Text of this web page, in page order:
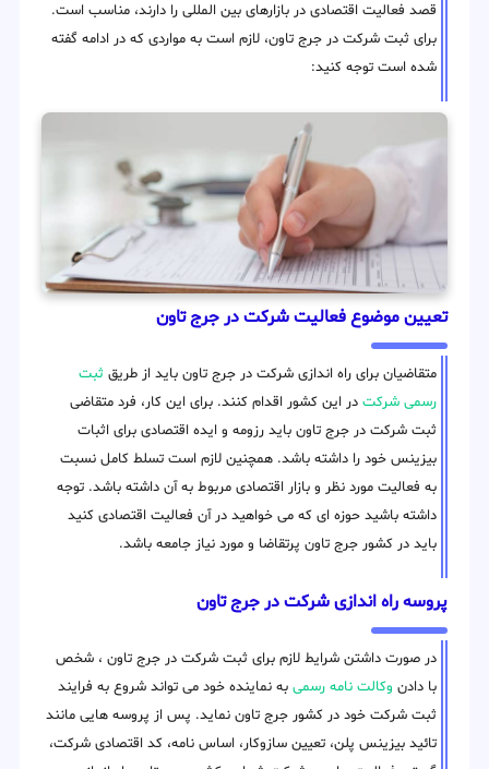
قصد فعالیت اقتصادی در بازارهای بین المللی را دارند، مناسب است.
برای ثبت شرکت در جرج تاون، لازم است به مواردی که در ادامه گفته
شده است توجه کنید:
تعیین موضوع فعالیت شرکت در جرج تاون
متقاضیان برای راه اندازی شرکت در جرج تاون باید از طریق ثبت
رسمی شرکت در این کشور اقدام کنند. برای این کار، فرد متقاضی
ثبت شرکت در جرج تاون باید رزومه و ایده اقتصادی برای اثبات
بیزینس خود را داشته باشد. همچنین لازم است تسلط کامل نسبت
به فعالیت مورد نظر و بازار اقتصادی مربوط به آن داشته باشد. توجه
داشته باشید حوزه ای که می خواهید در آن فعالیت اقتصادی کنید
باید در کشور جرج تاون پرتقاضا و مورد نیاز جامعه باشد.
پروسه راه اندازی شرکت در جرج تاون
در صورت داشتن شرایط لازم برای ثبت شرکت در جرج تاون ، شخص
با دادن وکالت نامه رسمی به نماینده خود می تواند شروع به فرایند
ثبت شرکت خود در کشور جرج تاون نماید. پس از پروسه هایی مانند
تائید بیزینس پلن، تعیین سازوکار، اساس نامه، کد اقتصادی شرکت،